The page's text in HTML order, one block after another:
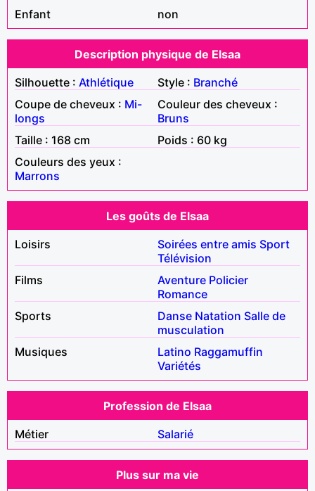
Enfant
non
Description physique de Elsaa
Silhouette : Athlétique Style : Branché
Coupe de cheveux : Mi-
longs
Couleur des cheveux :
Bruns
Taille : 168 cm
Poids : 60 kg
Couleurs des yeux :
Marrons
Les goûts de Elsaa
Loisirs
Soirées entre amis Sport
Télévision
Films
Aventure Policier
Romance
Sports
Danse Natation Salle de
musculation
Musiques
Latino Raggamuffin
Variétés
Profession de Elsaa
Métier
Salarié
Plus sur ma vie